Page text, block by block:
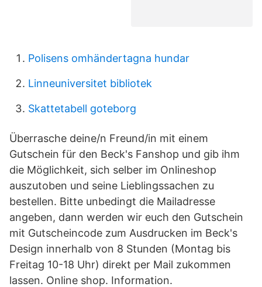
Polisens omhändertagna hundar
Linneuniversitet bibliotek
Skattetabell goteborg
Überrasche deine/n Freund/in mit einem
Gutschein für den Beck's Fanshop und gib ihm
die Möglichkeit, sich selber im Onlineshop
auszutoben und seine Lieblingssachen zu
bestellen. Bitte unbedingt die Mailadresse
angeben, dann werden wir euch den Gutschein
mit Gutscheincode zum Ausdrucken im Beck's
Design innerhalb von 8 Stunden (Montag bis
Freitag 10-18 Uhr) direkt per Mail zukommen
lassen. Online shop. Information.